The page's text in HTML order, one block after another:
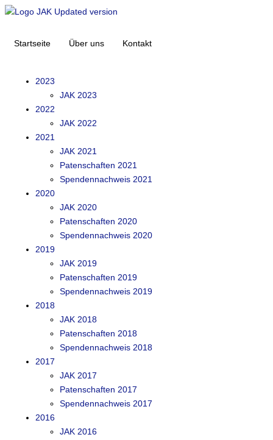
Startseite Über uns Kontakt
2023
JAK 2023
2022
JAK 2022
2021
JAK 2021
Patenschaften 2021
Spendennachweis 2021
2020
JAK 2020
Patenschaften 2020
Spendennachweis 2020
2019
JAK 2019
Patenschaften 2019
Spendennachweis 2019
2018
JAK 2018
Patenschaften 2018
Spendennachweis 2018
2017
JAK 2017
Patenschaften 2017
Spendennachweis 2017
2016
JAK 2016